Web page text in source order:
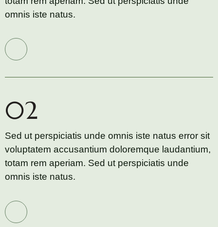
omnis iste natus.
02
Sed ut perspiciatis unde omnis iste natus error sit
voluptatem accusantium doloremque laudantium,
totam rem aperiam. Sed ut perspiciatis unde
omnis iste natus.